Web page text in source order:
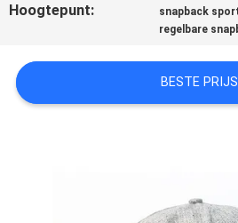
PRIVACY
POLICY
Hoogtepunt: snapback
regelbare
BESTE PRIJS